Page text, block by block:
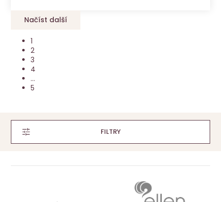
Načíst další
1
2
3
4
...
5
FILTRY